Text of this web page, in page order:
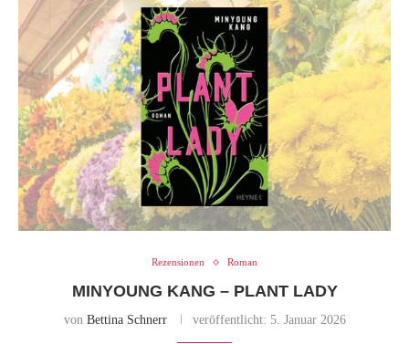
Rezensionen Roman
MINYOUNG KANG – PLANT LADY
von Bettina Schnerr veröffentlicht: 5. Januar 2026